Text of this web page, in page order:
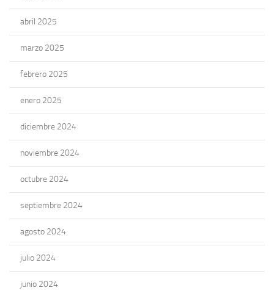
abril 2025
marzo 2025
febrero 2025
enero 2025
diciembre 2024
noviembre 2024
octubre 2024
septiembre 2024
agosto 2024
julio 2024
junio 2024